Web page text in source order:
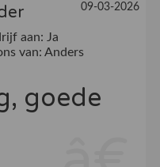
09-03-2026
aan: Ja
van: Anders
goede